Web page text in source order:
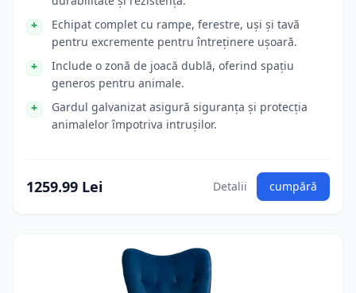
Echipat complet cu rampe, ferestre, uși și tavă
pentru excremente pentru întreținere ușoară.
Include o zonă de joacă dublă, oferind spațiu
generos pentru animale.
Gardul galvanizat asigură siguranța și protecția
animalelor împotriva intrușilor.
1259.99 Lei Detalii cumpără